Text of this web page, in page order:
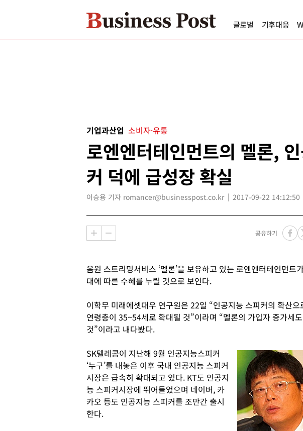
글로벌 기후대응
기업과산업 소비자·유통
로엔엔터테인먼트의 멜론,
커 덕에 급성장 확실
이승용 기자 romancer@businesspost.co.kr 2017-09-22 14:12:50
공유하기
음원 스트리밍서비스 ‘멜론’을 보유하고 있는 로엔엔터테인먼트
대에 따른 수혜를 누릴 것으로 보인다.
이학무 미래에셋대우 연구원은 22일 “인공지능 스피커의 확산
연령층이 35~54세로 확대될 것”이라며 “멜론의 가입자 증가세
것”이라고 내다봤다.
SK텔레콤이 지난해 9월 인공지능스피커
‘누구’를 내놓은 이후 국내 인공지능 스피커
시장은 급속히 확대되고 있다. KT도 인공지
능 스피커시장에 뛰어들었으며 네이버, 카
카오 등도 인공지능 스피커를 조만간 출시
한다.